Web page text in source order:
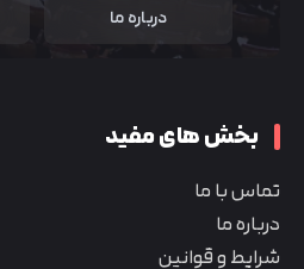
درباره ما
بخش های مفید
تماس با ما
درباره ما
شرایط و قوانین